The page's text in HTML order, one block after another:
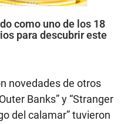
como uno de los 18
para descubrir este
novedades de otros
Banks” y “Stranger
del calamar” tuvieron